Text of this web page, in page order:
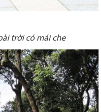
trời có mái che